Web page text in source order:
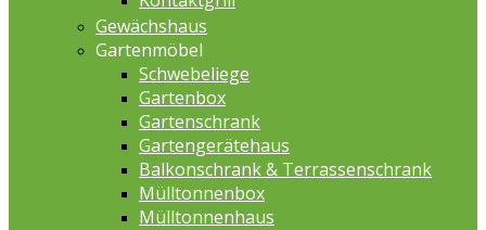
Gewächshaus
Gartenmöbel
Schwebeliege
Gartenbox
Gartenschrank
Gartengerätehaus
Balkonschrank & Terrassenschrank
Mülltonnenbox
Mülltonnenhaus